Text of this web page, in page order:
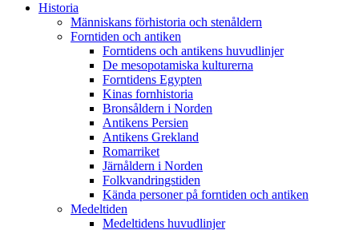
Historia
Människans förhistoria och stenåldern
Forntiden och antiken
Forntidens och antikens huvudlinjer
De mesopotamiska kulturerna
Forntidens Egypten
Kinas fornhistoria
Bronsåldern i Norden
Antikens Persien
Antikens Grekland
Romarriket
Järnåldern i Norden
Folkvandringstiden
Kända personer på forntiden och antiken
Medeltiden
Medeltidens huvudlinjer